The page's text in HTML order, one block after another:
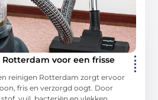
voor een frisse
reinigen Rotterdam zorgt ervoor
fris en verzorgd oogt. Door